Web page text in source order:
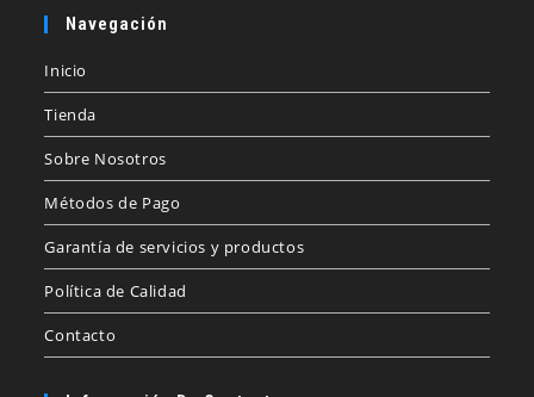
Navegación
Inicio
Tienda
Sobre Nosotros
Métodos de Pago
Garantía de servicios y productos
Política de Calidad
Contacto